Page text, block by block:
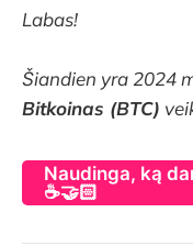
Labas!
Šiandien yra 2024
Bitkoinas (BTC)
Naudinga, ką
☕🤝🏻